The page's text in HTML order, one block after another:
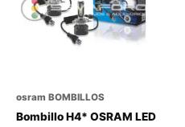
osram BOMBILLOS
Bombillo H4* OSRAM LED